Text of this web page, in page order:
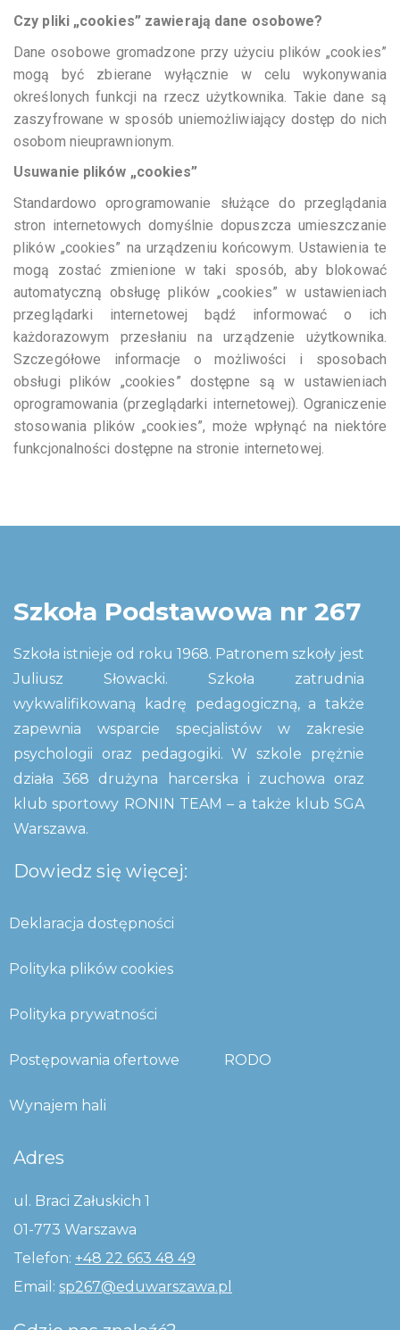
Czy pliki „cookies” zawierają dane osobowe?
Dane osobowe gromadzone przy użyciu plików „cookies”
mogą być zbierane wyłącznie w celu wykonywania
określonych funkcji na rzecz użytkownika. Takie dane są
zaszyfrowane w sposób uniemożliwiający dostęp do nich
osobom nieuprawnionym.
Usuwanie plików „cookies”
Standardowo oprogramowanie służące do przeglądania
stron internetowych domyślnie dopuszcza umieszczanie
plików „cookies” na urządzeniu końcowym. Ustawienia te
mogą zostać zmienione w taki sposób, aby blokować
automatyczną obsługę plików „cookies” w ustawieniach
przeglądarki internetowej bądź informować o ich
każdorazowym przesłaniu na urządzenie użytkownika.
Szczegółowe informacje o możliwości i sposobach
obsługi plików „cookies” dostępne są w ustawieniach
oprogramowania (przeglądarki internetowej). Ograniczenie
stosowania plików „cookies”, może wpłynąć na niektóre
funkcjonalności dostępne na stronie internetowej.
Szkoła Podstawowa nr 267
Szkoła istnieje od roku 1968. Patronem szkoły jest
Juliusz Słowacki. Szkoła zatrudnia
wykwalifikowaną kadrę pedagogiczną, a także
zapewnia wsparcie specjalistów w zakresie
psychologii oraz pedagogiki. W szkole prężnie
działa 368 drużyna harcerska i zuchowa oraz
klub sportowy RONIN TEAM – a także klub SGA
Warszawa.
Dowiedz się więcej:
Deklaracja dostępności
Polityka plików cookies
Polityka prywatności
Postępowania ofertowe RODO
Wynajem hali
Adres
ul. Braci Załuskich 1
01-773 Warszawa
Telefon: +48 22 663 48 49
Email: sp267@eduwarszawa.pl